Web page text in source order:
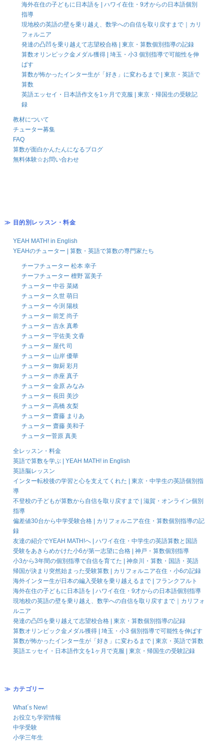
海外在住の子どもに日本語を | ハワイ在住・9才からの日本語個別
指導
現地校の英語の壁を乗り越え、数学への自信を取り戻すまで｜カリ
フォルニア
発達の凸凹を乗り越えて志望校合格 | 東京・算数個別指導の記録
算数オリンピック金メダル獲得 | 埼玉・小3 個別指導で可能性を伸
ばす
算数が怖かったインター生が「好き」に変わるまで | 東京・英語で
算数
英語エッセイ・日本語作文を1ヶ月で克服 | 東京・帰国生の受験記
録
教材について
チューター募集
FAQ
算数が面白かんたんになるブログ
無料体験☆お問い合わせ
≫ 目的別レッスン・料金
YEAH MATH! in English
YEAHのチューター | 算数・英語で算数の専門家たち
チーフチューター 松本 幸子
チーフチューター 檀野 冨美子
チューター 中谷 菜緒
チューター 久世 萌日
チューター 今渕 陽枝
チューター 前芝 尚子
チューター 吉永 真希
チューター 宇佐美 文香
チューター 屋代 司
チューター 山岸 優華
チューター 御厨 彩月
チューター 赤座 真子
チューター 金原 みなみ
チューター 長田 美沙
チューター 高橋 友梨
チューター 齋藤 まりあ
チューター 齋藤 美和子
チューター菅原 真美
全レッスン・料金
英語で算数を学ぶ | YEAH MATH! in English
英語脳レッスン
インター転校後の学習と心を支えてくれた | 東京・中学生の英語個別指
導
不登校の子どもが算数から自信を取り戻すまで | 滋賀・オンライン個別
指導
偏差値30台から中学受験合格 | カリフォルニア在住・算数個別指導の記
録
友達の紹介でYEAH MATH!へ | ハワイ在住・中学生の英語算数と国語
受験をあきらめかけた小6が第一志望に合格 | 神戸・算数個別指導
小3から3年間の個別指導で自信を育てた | 神奈川・算数・国語・英語
帰国が決まり突然始まった受験算数 | カリフォルニア在住・小6の記録
海外インター生が日本の編入受験を乗り越えるまで | フランクフルト
海外在住の子どもに日本語を | ハワイ在住・9才からの日本語個別指導
現地校の英語の壁を乗り越え、数学への自信を取り戻すまで｜カリフォ
ルニア
発達の凸凹を乗り越えて志望校合格 | 東京・算数個別指導の記録
算数オリンピック金メダル獲得 | 埼玉・小3 個別指導で可能性を伸ばす
算数が怖かったインター生が「好き」に変わるまで | 東京・英語で算数
英語エッセイ・日本語作文を1ヶ月で克服 | 東京・帰国生の受験記録
≫ カテゴリー
What´s New!
お役立ち学習情報
中学受験
小学三年生